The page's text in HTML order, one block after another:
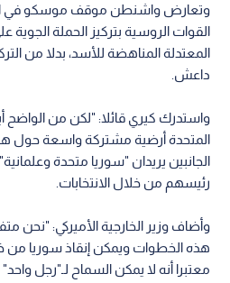
وتعارض واشنطن موقف موسكو في
القوات الروسية بتركيز الحملة الجوية
المعتدلة المناهضة للأسد، بدلا من
داعش.
واستدرك كيري قائلا: "لكن من الواضح
المتحدة أرضية مشتركة واسعة حول هذا
الجانبين يريدان "سوريا متحدة
رئيسهم من خلال الانتخابات.
وأضاف وزير الخارجية الأميركي: "نحن
هذه الخطوات ويمكن إنقاذ سوريا
معتبرا أنه لا يمكن السماح لـ"رجل